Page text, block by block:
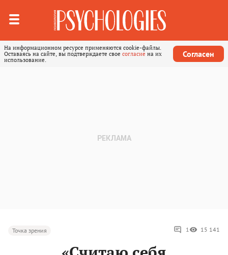
На информационном ресурсе применяются cookie-файлы.
Оставаясь на сайте, вы подтверждаете свое согласие на их
использование.
Согласен
Точка зрения 1 15 141